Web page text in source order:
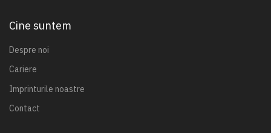
Cine suntem
Despre noi
Cariere
Imprinturile noastre
Contact